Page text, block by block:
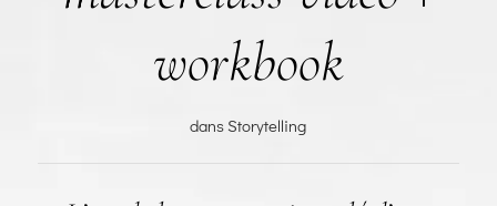
workbook
dans Storytelling